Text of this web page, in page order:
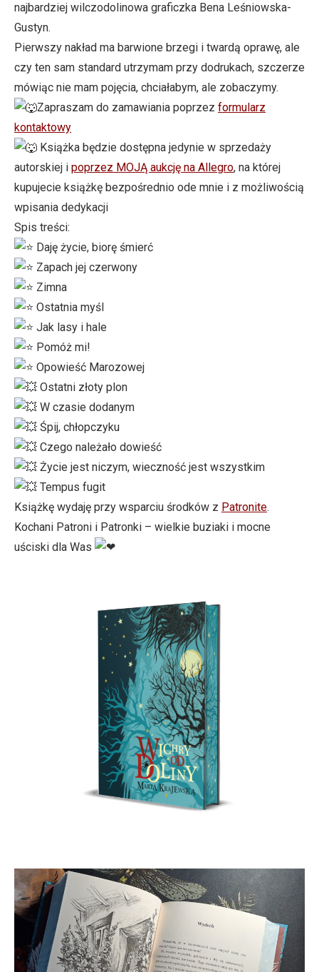
najbardziej wilczodolinowa graficzka Bena Leśniowska-
Gustyn.
Pierwszy nakład ma barwione brzegi i twardą oprawę, ale
czy ten sam standard utrzymam przy dodrukach, szczerze
mówiąc nie mam pojęcia, chciałabym, ale zobaczymy.
Zapraszam do zamawiania poprzez formularz
kontaktowy
Książka będzie dostępna jedynie w sprzedaży
autorskiej i poprzez MOJĄ aukcję na Allegro, na której
kupujecie książkę bezpośrednio ode mnie i z możliwością
wpisania dedykacji
Spis treści:
Daję życie, biorę śmierć
Zapach jej czerwony
Zimna
Ostatnia myśl
Jak lasy i hale
Pomóż mi!
Opowieść Marozowej
Ostatni złoty plon
W czasie dodanym
Śpij, chłopczyku
Czego należało dowieść
Życie jest niczym, wieczność jest wszystkim
Tempus fugit
Książkę wydaję przy wsparciu środków z Patronite.
Kochani Patroni i Patronki – wielkie buziaki i mocne
uściski dla Was